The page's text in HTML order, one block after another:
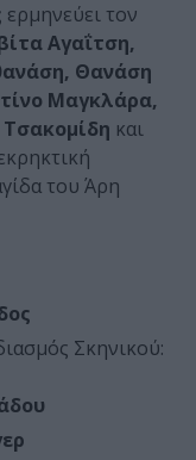
ερμηνεύει τον
Αγαΐτση,
Θανάση
Μαγκλάρα,
και
του Άρη
Σκηνικού: